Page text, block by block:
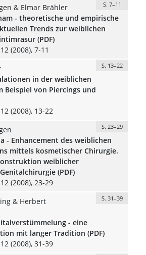
& Elmar Brähler S. 7–11
- theoretische und empirische
Trends zur weiblichen
(PDF)
(2008), 7-11
S. 13–22
in der weiblichen
Beispiel von Piercings und
(2008), 13-22
S. 23–29
- Enhancement des weiblichen
mittels kosmetischer Chirurgie.
weiblicher
(PDF)
(2008), 23-29
& Herbert
S. 31–39
- eine
mit langer Tradition (PDF)
(2008), 31-39